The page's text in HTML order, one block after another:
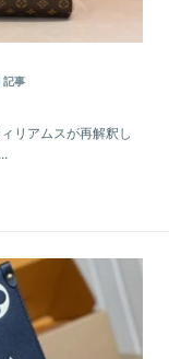
記事
リアムスが再解釈し